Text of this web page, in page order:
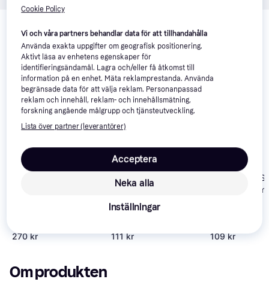
Relaterade produkter
Vi har plockat fram ett urval av produkter som kanske skulle
intressera dig. Visa alla
270 kr
-23%
Cordial 2RCA-6.3mm
111 kr
Adam Hall 3
2RCA-
109 kr
Om produkten
Cookie Policy
Vi och våra partners behandlar data för att tillhandahålla
Använda exakta uppgifter om geografisk positionering.
Aktivt läsa av enhetens egenskaper för
identifieringsändamål. Lagra och/eller få åtkomst till
information på en enhet. Mäta reklamprestanda. Använda
begränsade data för att välja reklam. Personanpassad
reklam och innehåll, reklam- och innehållsmätning,
forskning angående målgrupp och tjänsteutveckling.
Lista över partner (leverantörer)
Neka alla
Acceptera
Inställningar